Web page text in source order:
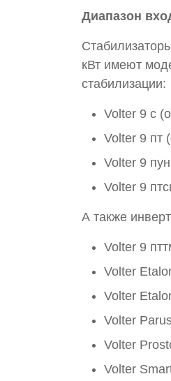
Диапазон
кВт имеют
стабилизации:
Volter 9 с
Volter 9 пт
Volter 9
Volter 9
А также
Volter 9
Volter
Volter
Volter
Volter
Volter